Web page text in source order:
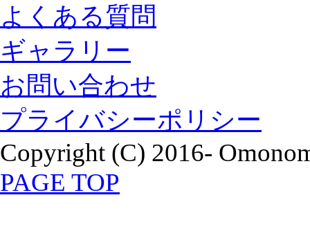
よくある質問
ギャラリー
お問い合わせ
プライバシーポリシー
Copyright (C) 2016-
PAGE TOP